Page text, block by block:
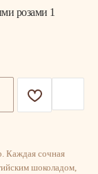
розами 1
Каждая сочная
шоколадом,